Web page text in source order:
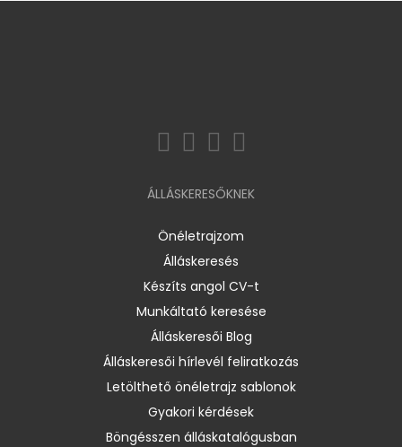
ÁLLÁSKERESŐKNEK
Önéletrajzom
Álláskeresés
Készíts angol CV-t
Munkáltató keresése
Álláskeresői Blog
Álláskeresői hírlevél feliratkozás
Letölthető önéletrajz sablonok
Gyakori kérdések
Böngésszen álláskatalógusban